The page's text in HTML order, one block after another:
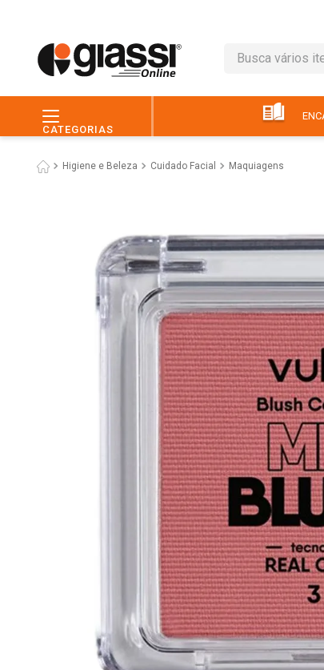
Busca vários
CATEGORIAS
Higiene e Beleza Cuidado Facial Maquiagens
café
3º queijo
6º macarrão
7º arroz
8º pão
9º ovo
10º iogurte